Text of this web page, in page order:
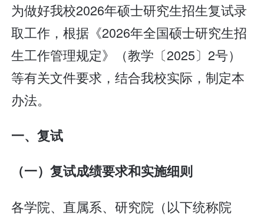
为做好我校2026年硕士研究生招生复试录
取工作，根据《2026年全国硕士研究生招
生工作管理规定》（教学〔2025〕2号）
等有关文件要求，结合我校实际，制定本
办法。
一、复试
（一）复试成绩要求和实施细则
各学院、直属系、研究院（以下统称院